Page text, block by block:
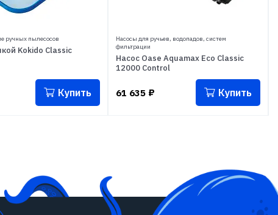
ручных пылесосов
Kokido Classic
Купить
Насосы для ручьев, водопадов, систем
фильтрации
Насос Oase Aquamax Eco Classic
12000 Control
61 635 ₽ Купить